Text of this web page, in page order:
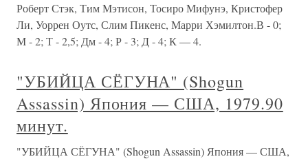
Роберт Стэк, Тим Мэтисон, Тосиро Мифунэ, Кристофер
Ли, Уоррен Оутс, Слим Пикенс, Марри Хэмилтон.В - 0;
М - 2; Т - 2,5; Дм - 4; Р - 3; Д - 4; К — 4.
"УБИЙЦА СЁГУНА" (Shogun
Assassin) Япония — США, 1979.90
минут.
"УБИЙЦА СЁГУНА" (Shogun Assassin) Япония — США,